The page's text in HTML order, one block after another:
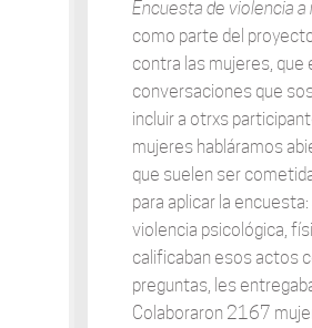
Encuesta de violencia a
como parte del
contra las mujeres, que
conversaciones que
incluir a otrxs
mujeres habláramos
que suelen ser
para aplicar la
violencia psicológica,
calificaban esos actos
preguntas, les
Colaboraron 2167